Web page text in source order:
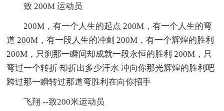
致 200M 运动员
200M，有一个人生的起点 200M，有一个人生的弯
道 200M，有一段人生的冲刺 200M，有一个辉煌的胜利
200M，只刹那一瞬间却成就一段永恒的胜利 200M，只
弯过一个转折 却折出多少汗水 冲向你那光辉煌的胜利吧
跨过那一瞬转过那道弯胜利在向你招手
飞翔 --致200米运动员